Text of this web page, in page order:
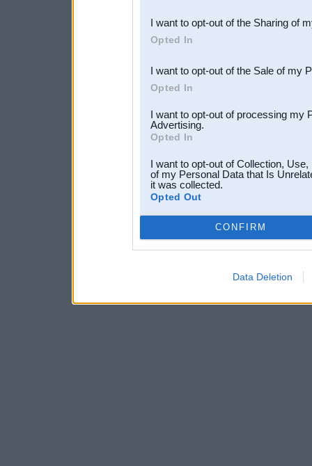
Downstream Participants
third parties.
I want to opt-out of the Sharing of
Opted In
I want to opt-out of the Sale of my
Opted In
I want to opt-out of processing my
Advertising.
Opted In
I want to opt-out of Collection,
of my Personal Data that Is
it was collected.
Opted Out
CONFIRM
Data Deletion